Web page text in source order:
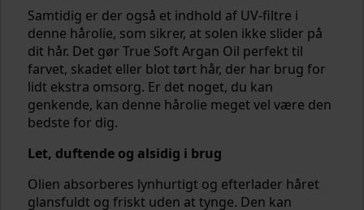
Samtidig er der også et indhold af UV-filtre i
denne hårolie, som sikrer, at solen ikke slider på
dit hår. Det gør True Soft Argan Oil perfekt til
farvet, skadet eller blot tørt hår, der har brug for
lidt ekstra omsorg. Er det noget, du kan
genkende, kan denne hårolie meget vel være den
bedste for dig.
Let, duftende og alsidig i brug
Olien absorberes lynhurtigt og efterlader håret
glansfuldt og friskt uden at tynge. Den kan